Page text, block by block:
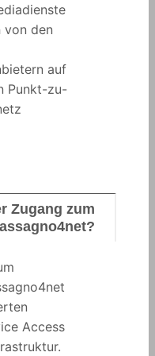
von den
auf
Punkt-zu-
Zugang zum
Access